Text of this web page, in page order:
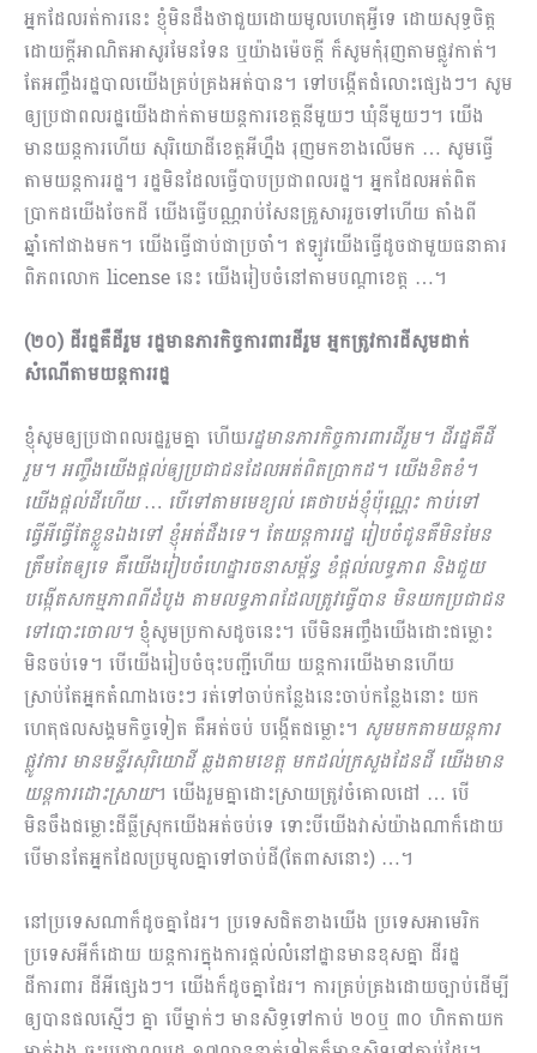
អ្នកដែលរត់ការនេះ ខ្ញុំមិនដឹងថាជួយដោយមូលហេតុអ្វីទេ ដោយសុទ្ធចិត្ត
ដោយក្តីអាណិតអាសូរមែនទែន ឬយ៉ាងម៉េចក្តី ក៏សូមកុំរុញតាមផ្លូវកាត់។
តែអញ្ចឹងរដ្ឋបាលយើងគ្រប់គ្រងអត់បាន។ ទៅបង្កើតជំលោះផ្សេងៗ។ សូម
ឲ្យប្រជាពលរដ្ឋយើងដាក់តាមយន្តការខេត្តនីមួយៗ ឃុំនីមួយៗ។ យើង
មានយន្តការហើយ សុរិយោដីខេត្តអីហ្នឹង រុញមកខាងលើមក … សូមធ្វើ
តាមយន្តការរដ្ឋ។ រដ្ឋមិនដែលធ្វើបាបប្រជាពលរដ្ឋ។ អ្នកដែលអត់ពិត
ប្រាកដយើងចែកដី យើងធ្វើបណ្ណរាប់សែនគ្រួសាររួចទៅហើយ តាំងពី
ឆ្នាំកៅជាងមក។ យើងធ្វើជាប់ជាប្រចាំ។ ឥឡូវយើងធ្វើដូចជាមួយធនាគារ
ពិភពលោក license នេះ យើងរៀបចំនៅតាមបណ្តាខេត្ត …។
(២០) ដីរដ្ឋគឺដីរួម រដ្ឋមានភារកិច្ចការពារដីរួម អ្នកត្រូវការដីសូមដាក់
សំណើតាមយន្តការរដ្ឋ
ខ្ញុំសូមឲ្យប្រជាពលរដ្ឋរួមគ្នា ហើយរដ្ឋមានភារកិច្ចការពារដីរួម។ ដីរដ្ឋគឺដី
រួម។ អញ្ចឹងយើងផ្តល់ឲ្យប្រជាជនដែលអត់ពិតប្រាកដ។ យើងខិតខំ។
យើងផ្តល់ដីហើយ … បើទៅតាមមេខ្យល់ គេថាបង់ខ្ញុំប៉ុណ្ណេះ កាប់ទៅ
ធ្វើអីធ្វើតែខ្លួនឯងទៅ ខ្ញុំអត់ដឹងទេ។ តែយន្តការរដ្ឋ រៀបចំជូនគឺមិនមែន
ត្រឹមតែឲ្យទេ គឺយើងរៀបចំហេដ្ឋារចនាសម្ព័ន្ធ ខំផ្តល់លទ្ធភាព និងជួយ
បង្កើតសកម្មភាពពីដំបូង តាមលទ្ធភាពដែលត្រូវធ្វើបាន មិនយកប្រជាជន
ទៅបោះចោល។ខ្ញុំសូមប្រកាសដូចនេះ។ បើមិនអញ្ចឹងយើងដោះជម្លោះ
មិនចប់ទេ។​ បើយើងរៀបចំចុះបញ្ជីហើយ យន្តការយើងមានហើយ
ស្រាប់តែអ្នកតំណាងចេះៗ រត់ទៅចាប់កន្លែងនេះចាប់កន្លែងនោះ យក
ហេតុផលសង្គមកិច្ចទៀត គឺអត់ចប់ បង្កើតជម្លោះ។ សូមមកតាមយន្តការ
ផ្លូវការ មានមន្ទីរសុរិយោដី ឆ្លងតាមខេត្ត មកដល់ក្រសួងដែនដី យើងមាន
យន្តការដោះស្រាយ។ យើងរួមគ្នាដោះស្រាយត្រូវចំគោលដៅ … បើ
មិនចឹងជម្លោះដីធ្លីស្រុកយើងអត់ចប់ទេ ទោះបីយើងវាស់យ៉ាងណាក៏ដោយ
បើមានតែអ្នកដែលប្រមូលគ្នាទៅចាប់ដី(តែពាសនោះ) …។
នៅប្រទេសណាក៏ដូចគ្នាដែរ។ ប្រទេសជិតខាងយើង ប្រទេសអាមេរិក
ប្រទេសអីក៏ដោយ យន្តការក្នុងការផ្តល់លំនៅដ្ឋានមានខុសគ្នា ដីរដ្ឋ
ដីការពារ ដីអីផ្សេងៗ។ យើងក៏ដូចគ្នាដែរ។ ការគ្រប់គ្រងដោយច្បាប់ដើម្បី
ឲ្យបានផលស្មើៗ គ្នា បើម្នាក់ៗ មានសិទ្ធទៅកាប់ ២០ឬ ៣០ ហិកតាយក